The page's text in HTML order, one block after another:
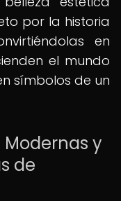
por la historia
en
el mundo
símbolos de un
Modernas y
de